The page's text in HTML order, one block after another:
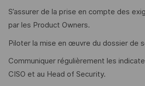
S’assurer de la prise en compte des
par les Product Owners.
Piloter la mise en œuvre du dossier de
Communiquer régulièrement les
CISO et au Head of Security.